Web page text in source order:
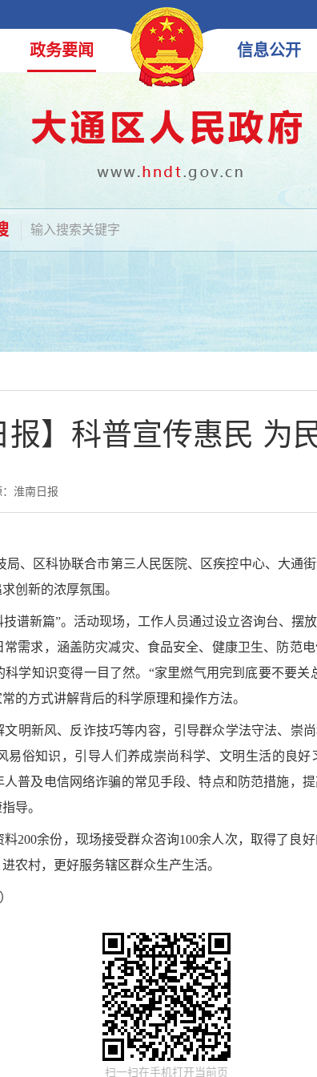
政务要闻 信息公开
报】科普宣传惠民 为
淮南日报
、区科协联合市第三人民医院、区疾控中心、大通
创新的浓厚氛围。
谱新篇”。活动现场，工作人员通过设立咨询台、摆
需求，涵盖防灾减灾、食品安全、健康卫生、防范
学知识变得一目了然。“家里燃气用完到底要不要关
的方式讲解背后的科学原理和操作方法。
明新风、反诈技巧等内容，引导群众学法守法、崇
易俗知识，引导人们养成崇尚科学、文明生活的良
普及电信网络诈骗的常见手段、特点和防范措施，
导。
200余份，现场接受群众咨询100余人次，取得了良
农村，更好服务辖区群众生产生活。
扫一扫在手机打开当前页